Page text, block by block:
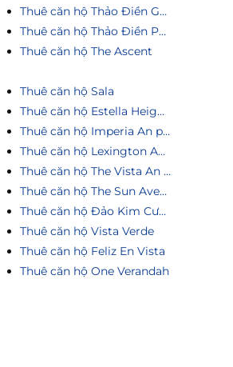
Thuê căn hộ Thảo Điền Green
Thuê căn hộ Thảo Điền Pearl
Thuê căn hộ The Ascent
Thuê căn hộ Sala
Thuê căn hộ Estella Heights
Thuê căn hộ Imperia An phú
Thuê căn hộ Lexington An Phú
Thuê căn hộ The Vista An Phú
Thuê căn hộ The Sun Avenue
Thuê căn hộ Đảo Kim Cương
Thuê căn hộ Vista Verde
Thuê căn hộ Feliz En Vista
Thuê căn hộ One Verandah